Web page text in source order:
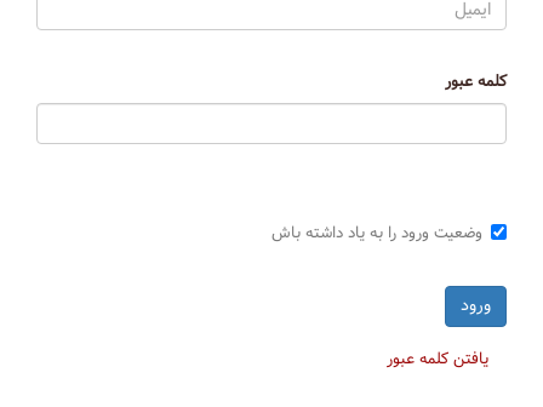
کلمه عبور
وضعیت ورود را به یاد داشته باش
یافتن کلمه عبور